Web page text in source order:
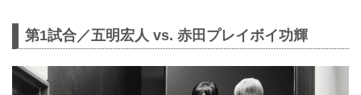
第1試合／五明宏人 vs. 赤田プレイボイ功輝